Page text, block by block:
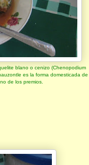
blano o cenizo (Chenopodium
es la forma domesticada de
de los premios.